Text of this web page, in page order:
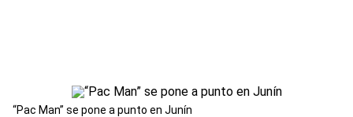
“Pac Man” se pone a punto en Junín